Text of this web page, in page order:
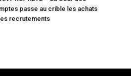
passe au crible les achats
recrutements